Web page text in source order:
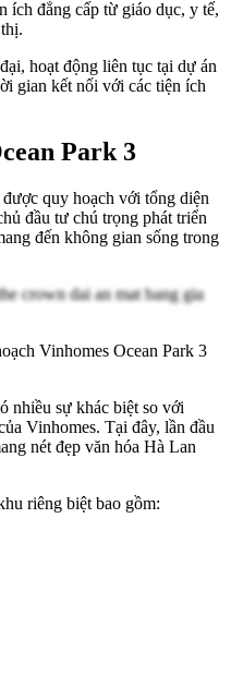
ích đẳng cấp từ giáo dục, y tế,
hoạt động liên tục tại dự án
gian kết nối với các tiện ích
Park 3
được quy hoạch với tổng diện
đầu tư chú trọng phát triển
đến không gian sống trong
Vinhomes Ocean Park 3
nhiều sự khác biệt so với
Vinhomes. Tại đây, lần đầu
nét đẹp văn hóa Hà Lan
riêng biệt bao gồm: